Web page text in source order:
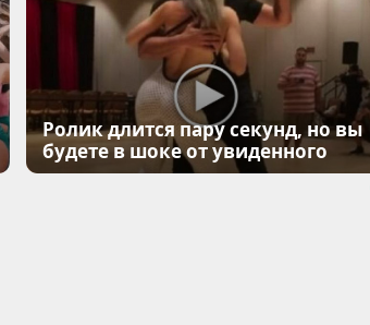
Ролик длится пару секунд, но вы
будете в шоке от увиденного